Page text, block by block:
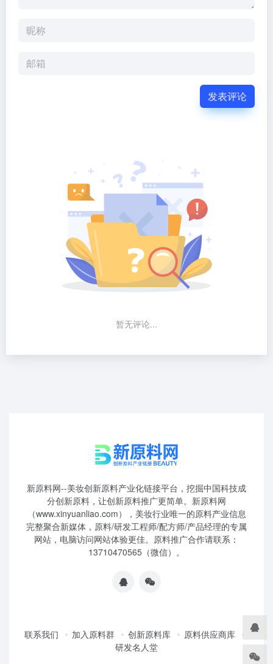
发表评论
暂无评论...
新原料网--美妆创新原料产业化链接平台，挖掘中国科技成
分创新原料，让创新原料推广更简单。新原料网
（www.xinyuanliao.com），美妆行业唯一的原料产业信息
完整聚合新媒体，原料/研发工程师/配方师/产品经理的专属
网站，电脑访问网站体验更佳。原料推广合作请联系：
13710470565（微信）。
联系我们 加入原料群 创新原料库
原料供应商库
研发名人堂